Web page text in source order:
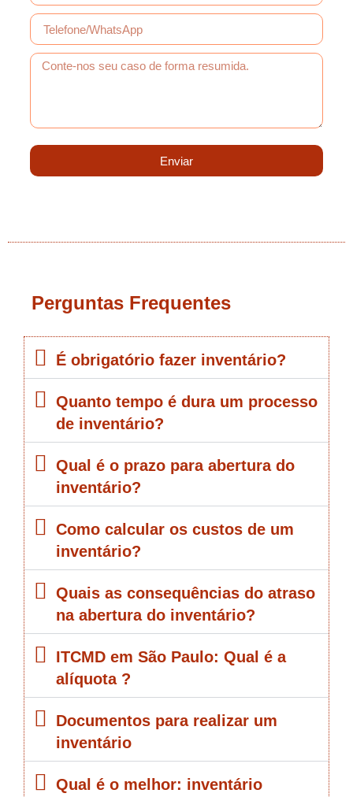
Enviar
Perguntas Frequentes
É obrigatório fazer inventário?
Quanto tempo é dura um processo
de inventário?
Qual é o prazo para abertura do
inventário?
Como calcular os custos de um
inventário?
Quais as consequências do atraso
na abertura do inventário?
ITCMD em São Paulo: Qual é a
alíquota ?
Documentos para realizar um
inventário
Qual é o melhor: inventário